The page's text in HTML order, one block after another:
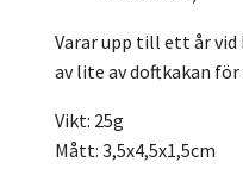
Varar upp till ett år vid
av lite av doftkakan
Vikt: 25g
Mått: 3,5x4,5x1,5cm